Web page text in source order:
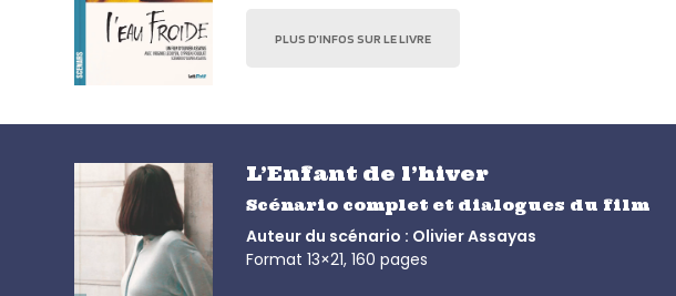
PLUS D’INFOS SUR LE LIVRE
L’Enfant de l’hiver
Scénario complet et dialogues du film
Auteur du scénario : Olivier Assayas
Format 13×21, 160 pages